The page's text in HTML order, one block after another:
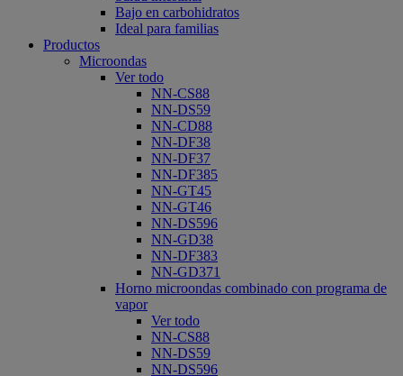
Bajo en carbohidratos
Ideal para familias
Productos
Microondas
Ver todo
NN-CS88
NN-DS59
NN-CD88
NN-DF38
NN-DF37
NN-DF385
NN-GT45
NN-GT46
NN-DS596
NN-GD38
NN-DF383
NN-GD371
Horno microondas combinado con programa de
vapor
Ver todo
NN-CS88
NN-DS59
NN-DS596